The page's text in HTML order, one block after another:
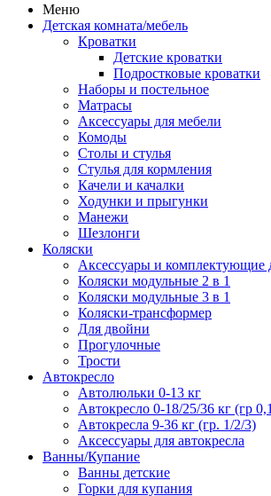
Меню
Детская комната/мебель
Кроватки
Детские кроватки
Подростковые кроватки
Наборы и постельное
Матрасы
Аксессуары для мебели
Комоды
Столы и стулья
Стулья для кормления
Качели и качалки
Ходунки и прыгунки
Манежи
Шезлонги
Коляски
Аксессуары и комплектующие
Коляски модульные 2 в 1
Коляски модульные 3 в 1
Коляски-трансформер
Для двойни
Прогулочные
Трости
Автокресло
Автолюльки 0-13 кг
Автокресло 0-18/25/36 кг (гр
Автокресла 9-36 кг (гр. 1/2/3)
Аксессуары для автокресла
Ванны/Купание
Ванны детские
Горки для купания